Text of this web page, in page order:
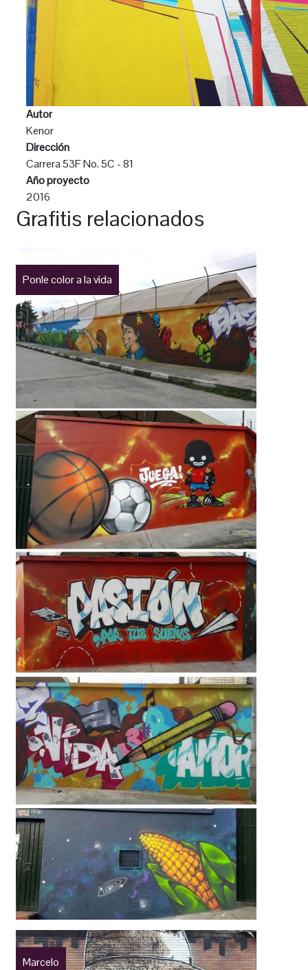
Autor
Kenor
Dirección
Carrera 53F No. 5C - 81
Año proyecto
2016
Grafitis relacionados
Ponle color a la vida
Marcelo